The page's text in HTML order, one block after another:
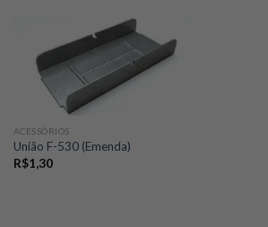
ACESSÓRIOS
União F-530 (Emenda)
R$1,30